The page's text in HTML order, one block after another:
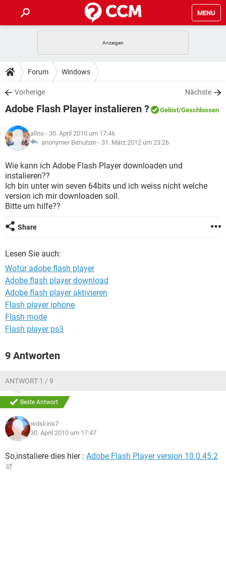
MENU
ANDROID
WINDOWS 10
WHATSAPP TIKTOK
FACEBOOK
TIPPS & TRICKS
SPIELE
WHATSAPP
FACEBOOK
DOWNLOADS
SPIELE STREAMING
ANDROID
WINDOWS 10 INSTAGRAM
WHATSAPP TIKTOK
FACEBOOK
SPIELE
ANDROID
WINDOWS 10 INSTAGRAM
WHATSAPP TIKTOK
FACEBOOK
LEXIKON
SPIELE STREAMING
ANDROID
WINDOWS 10
FACEBOOK
Forum Windows
Vorherige Nächste
Adobe Flash Player instalieren ? Gelöst/Geschlossen
alino - 30. April 2010 um 17:46
anonymer Benutzer - 31. März 2012 um 23:26
Wie kann ich Adobe Flash Player downloaden und
instalieren??
Ich bin unter win seven 64bits und ich weiss nicht welche
version ich mir downloaden soll.
Bitte um hilfe??
Share
Lesen Sie auch:
Wofür adobe flash player
Adobe flash player download
Adobe flash player aktivieren
Flash player iphone
Flash mode
Flash player ps3
9 Antworten
ANTWORT 1 / 9
Beste Antwort
redskins7
30. April 2010 um 17:47
So,instaliere dies hier : Adobe Flash Player version 10.0.45.2